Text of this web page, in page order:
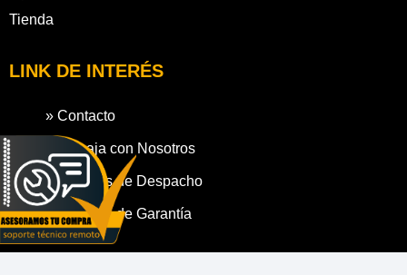
Tienda
LINK DE INTERÉS
» Contacto
» Trabaja con Nosotros
» Políticas de Despacho
» Políticas de Garantía